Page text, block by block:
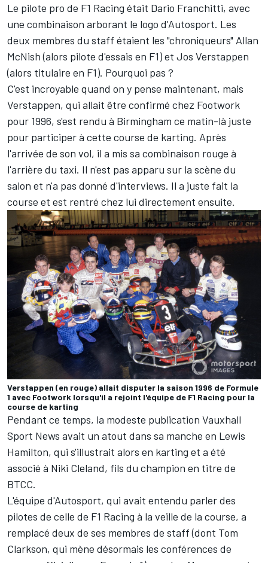
Le pilote pro de F1 Racing était Dario Franchitti, avec
une combinaison arborant le logo d'Autosport. Les
deux membres du staff étaient les "chroniqueurs" Allan
McNish (alors pilote d'essais en F1) et Jos Verstappen
(alors titulaire en F1). Pourquoi pas ?
C'est incroyable quand on y pense maintenant, mais
Verstappen, qui allait être confirmé chez Footwork
pour 1996, s'est rendu à Birmingham ce matin-là juste
pour participer à cette course de karting. Après
l'arrivée de son vol, il a mis sa combinaison rouge à
l'arrière du taxi. Il n'est pas apparu sur la scène du
salon et n'a pas donné d'interviews. Il a juste fait la
course et est rentré chez lui directement ensuite.
Verstappen (en rouge) allait disputer la saison 1996 de Formule
1 avec Footwork lorsqu'il a rejoint l'équipe de F1 Racing pour la
course de karting
Pendant ce temps, la modeste publication Vauxhall
Sport News avait un atout dans sa manche en Lewis
Hamilton, qui s'illustrait alors en karting et a été
associé à Niki Cleland, fils du champion en titre de
BTCC.
L'équipe d'Autosport, qui avait entendu parler des
pilotes de celle de F1 Racing à la veille de la course, a
remplacé deux de ses membres de staff (dont Tom
Clarkson, qui mène désormais les conférences de